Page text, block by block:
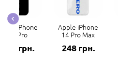
iPhone
14 Pro
248 грн.
Apple iPhone
14 Pro Max
248 грн.